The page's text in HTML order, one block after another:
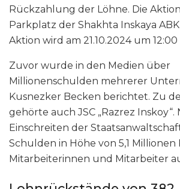
Rückzahlung der Löhne. Die
Parkplatz der Shakhta Inskaya
Aktion wird am 21.10.2024 um
Zuvor wurde in den Medien über
Millionenschulden mehrerer
Kusnezker Becken berichtet. Zu
gehörte auch JSC „Razrez Inskoy“.
Einschreiten der
Schulden in Höhe von 5,1 Millionen
Mitarbeiterinnen und Mitarbeiter